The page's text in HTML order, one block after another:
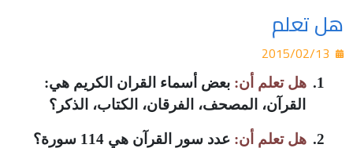
هل تعلم
1. هل تعلم أن: بعض أسماء القران الكريم هي:
القرآن، المصحف، الفرقان، الكتاب، الذكر؟
2. هل تعلم أن: عدد سور القرآن هي 114 سورة؟